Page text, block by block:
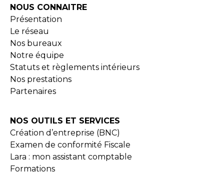
NOUS CONNAITRE
Présentation
Le réseau
Nos bureaux
Notre équipe
Statuts et règlements intérieurs
Nos prestations
Partenaires
NOS OUTILS ET SERVICES
Création d’entreprise (BNC)
Examen de conformité Fiscale
Lara : mon assistant comptable
Formations